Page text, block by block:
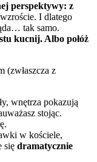
perspektywy: z
I dlatego
tak samo.
kucnij. Albo połóż
(zwłaszcza z
wnętrza pokazują
stojąc.
w kościele,
się dramatycznie